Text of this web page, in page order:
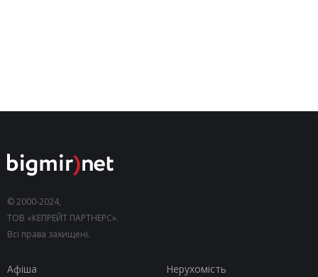
© 2000-2024,
ТОВ «КЕПРЕЙТ ПАРТНЕРС».
Всі права захищені.
Афіша
Нерухомість